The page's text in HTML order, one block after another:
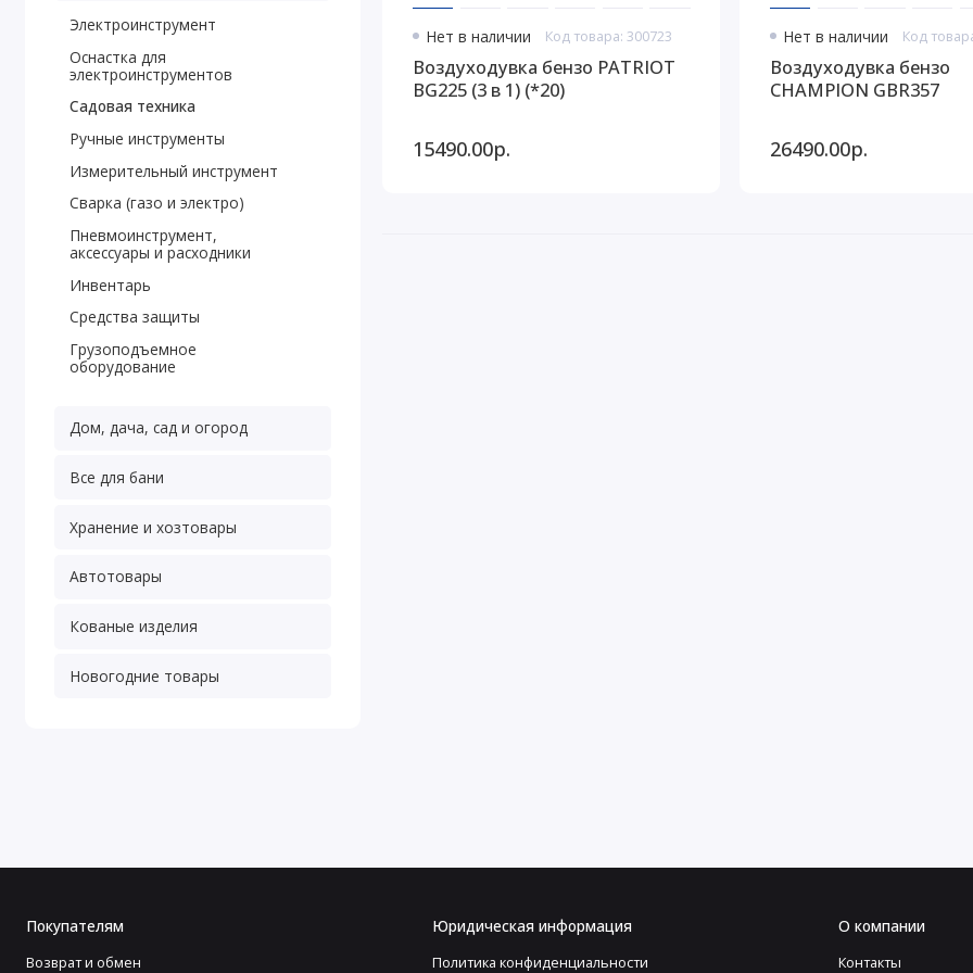
Электроинструмент
Оснастка для
электроинструментов
Садовая техника
Ручные инструменты
Измерительный инструмент
Сварка (газо и электро)
Пневмоинструмент,
аксессуары и расходники
Инвентарь
Средства защиты
Грузоподъемное
оборудование
Дом, дача, сад и огород
Все для бани
Хранение и хозтовары
Автотовары
Кованые изделия
Новогодние товары
Нет в наличии Код товара: 300723
Воздуходувка бензо PATRIOT
BG225 (3 в 1) (*20)
15490.00р.
Нет в наличии Код
Воздуходувка бензо
CHAMPION GBR357
26490.00р.
Покупателям
Возврат и обмен
Юридическая информация
Политика конфиденциальности
О компании
Контакты